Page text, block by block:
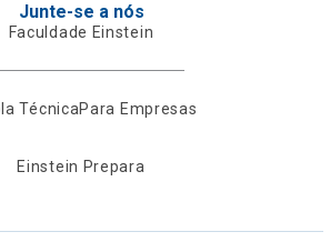
Junte-se a nós
Faculdade Einstein
TécnicaPara Empresas
Einstein Prepara